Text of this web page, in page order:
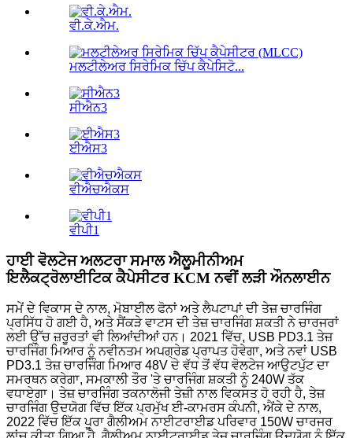
ਵੀ.ਕੇ.ਐਮ.
ਮਲਟੀਲੇਅਰ ਸਿਰੇਮਿਕ ਚਿੱਪ ਕੈਪੇਸਿਟੋ...
ਸੀਐਨ3
ਈਐਸ3
ਵੀਐਚਐਕਸ
ਵੀਪੀ1
ਹਾਈ ਵੋਲਟੇਜ ਅਲਟਰਾ ਸਮਾਲ ਐਲੂਮੀਨੀਅਮ
ਇਲੈਕਟ੍ਰੋਲਾਈਟਿਕ ਕੈਪੇਸੀਟਰ KCM ਨਵੀਂ ਲੜੀ ਔਨਲਾਈਨ
ਸਮੇਂ ਦੇ ਵਿਕਾਸ ਦੇ ਨਾਲ, ਮੋਬਾਈਲ ਫੋਨਾਂ ਅਤੇ ਲੈਪਟਾਪਾਂ ਦੀ ਤੇਜ਼ ਚਾਰਜਿੰਗ
ਪ੍ਰਸਿੱਧ ਹੋ ਗਈ ਹੈ, ਅਤੇ ਸੈਂਕੜੇ ਵਾਟਸ ਦੀ ਤੇਜ਼ ਚਾਰਜਿੰਗ ਸ਼ਕਤੀ ਨੇ ਚਾਰਜਰਾਂ
ਲਈ ਉੱਚ ਜ਼ਰੂਰਤਾਂ ਵੀ ਲਿਆਂਦੀਆਂ ਹਨ। 2021 ਵਿੱਚ, USB PD3.1 ਤੇਜ਼
ਚਾਰਜਿੰਗ ਮਿਆਰ ਨੂੰ ਨਵੀਨਤਮ ਅਪਗ੍ਰੇਡ ਪ੍ਰਾਪਤ ਹੋਵੇਗਾ, ਅਤੇ ਨਵਾਂ USB
PD3.1 ਤੇਜ਼ ਚਾਰਜਿੰਗ ਮਿਆਰ 48V ਦੇ ਵੱਧ ਤੋਂ ਵੱਧ ਵੋਲਟੇਜ ਆਉਟਪੁੱਟ ਦਾ
ਸਮਰਥਨ ਕਰੇਗਾ, ਸਮਕਾਲੀ ਤੌਰ 'ਤੇ ਚਾਰਜਿੰਗ ਸ਼ਕਤੀ ਨੂੰ 240W ਤੱਕ
ਵਧਾਏਗਾ। ਤੇਜ਼ ਚਾਰਜਿੰਗ ਤਕਨਾਲੋਜੀ ਤੇਜ਼ੀ ਨਾਲ ਵਿਕਸਤ ਹੋ ਰਹੀ ਹੈ, ਤੇਜ਼
ਚਾਰਜਿੰਗ ਉਦਯੋਗ ਵਿੱਚ ਇੱਕ ਪ੍ਰਮੁੱਖ ਈ-ਕਾਮਰਸ ਕੰਪਨੀ, ਐਂਕੇ ਦੇ ਨਾਲ,
2022 ਵਿੱਚ ਇੱਕ ਪੂਰਾ ਗੈਲੀਅਮ ਨਾਈਟਰਾਈਡ ਪਰਿਵਾਰ 150W ਚਾਰਜਰ